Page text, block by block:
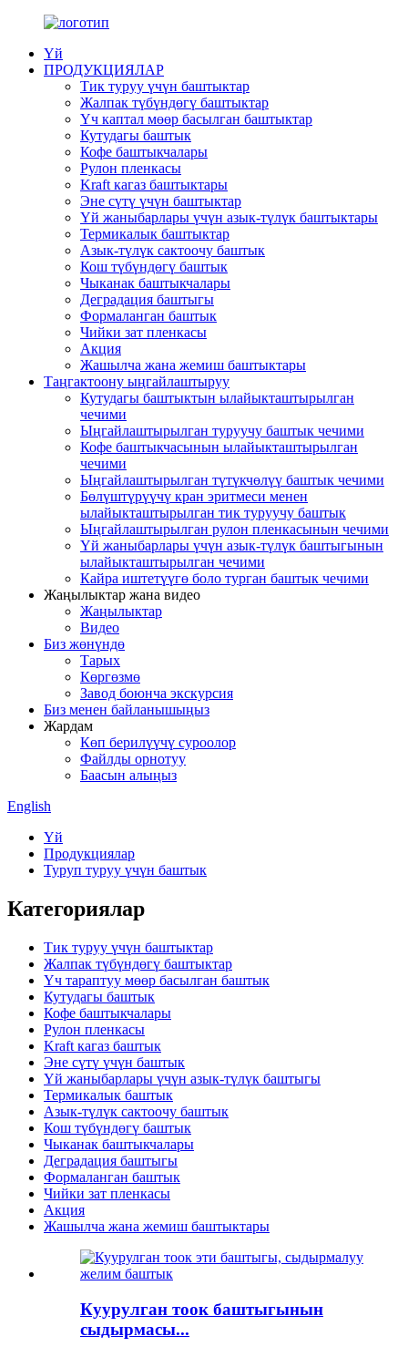
Үй
ПРОДУКЦИЯЛАР
Тик туруу үчүн баштыктар
Жалпак түбүндөгү баштыктар
Үч каптал мөөр басылган баштыктар
Кутудагы баштык
Кофе баштыкчалары
Рулон пленкасы
Kraft кагаз баштыктары
Эне сүтү үчүн баштыктар
Үй жаныбарлары үчүн азык-түлүк баштыктары
Термикалык баштыктар
Азык-түлүк сактоочу баштык
Кош түбүндөгү баштык
Чыканак баштыкчалары
Деградация баштыгы
Формаланган баштык
Чийки зат пленкасы
Акция
Жашылча жана жемиш баштыктары
Таңгактоону ыңгайлаштыруу
Кутудагы баштыктын ылайыкташтырылган
чечими
Ыңгайлаштырылган туруучу баштык чечими
Кофе баштыкчасынын ылайыкташтырылган
чечими
Ыңгайлаштырылган түтүкчөлүү баштык чечими
Бөлүштүрүүчү кран эритмеси менен
ылайыкташтырылган тик туруучу баштык
Ыңгайлаштырылган рулон пленкасынын чечими
Үй жаныбарлары үчүн азык-түлүк баштыгынын
ылайыкташтырылган чечими
Кайра иштетүүгө боло турган баштык чечими
Жаңылыктар жана видео
Жаңылыктар
Видео
Биз жөнүндө
Тарых
Көргөзмө
Завод боюнча экскурсия
Биз менен байланышыңыз
Жардам
Көп берилүүчү суроолор
Файлды орнотуу
Баасын алыңыз
English
Үй
Продукциялар
Туруп туруу үчүн баштык
Категориялар
Тик туруу үчүн баштыктар
Жалпак түбүндөгү баштыктар
Үч тараптуу мөөр басылган баштык
Кутудагы баштык
Кофе баштыкчалары
Рулон пленкасы
Kraft кагаз баштык
Эне сүтү үчүн баштык
Үй жаныбарлары үчүн азык-түлүк баштыгы
Термикалык баштык
Азык-түлүк сактоочу баштык
Кош түбүндөгү баштык
Чыканак баштыкчалары
Деградация баштыгы
Формаланган баштык
Чийки зат пленкасы
Акция
Жашылча жана жемиш баштыктары
Куурулган тоок баштыгынын
сыдырмасы...